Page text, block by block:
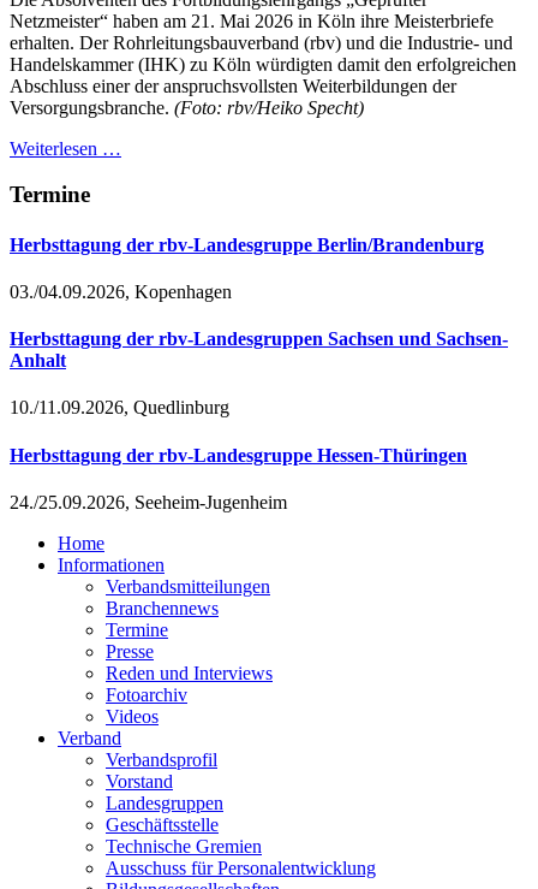
Netzmeister“ haben am 21. Mai 2026 in Köln ihre Meisterbriefe
erhalten. Der Rohrleitungsbauverband (rbv) und die Industrie- und
Handelskammer (IHK) zu Köln würdigten damit den erfolgreichen
Abschluss einer der anspruchsvollsten Weiterbildungen der
Versorgungsbranche. (Foto: rbv/Heiko Specht)
Weiterlesen …
Termine
Herbsttagung der rbv-Landesgruppe Berlin/Brandenburg
03./04.09.2026, Kopenhagen
Herbsttagung der rbv-Landesgruppen Sachsen und Sachsen-
Anhalt
10./11.09.2026, Quedlinburg
Herbsttagung der rbv-Landesgruppe Hessen-Thüringen
24./25.09.2026, Seeheim-Jugenheim
Home
Informationen
Verbandsmitteilungen
Branchennews
Termine
Presse
Reden und Interviews
Fotoarchiv
Videos
Verband
Verbandsprofil
Vorstand
Landesgruppen
Geschäftsstelle
Technische Gremien
Ausschuss für Personalentwicklung